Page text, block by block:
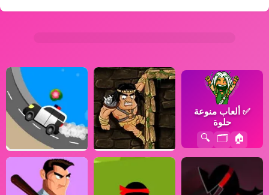
✅ ألعاب منوعة
حلوة
🏠
🗂️
🔍